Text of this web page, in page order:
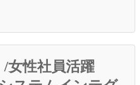
女性社員活躍